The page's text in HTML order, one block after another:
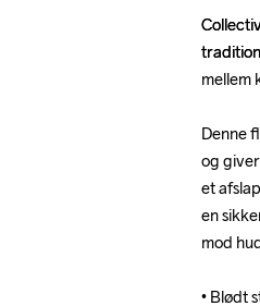
mellem
Denne
og
et
en
mod
• Blødt
mellem
Denne
og
et
en
mod
• Blødt